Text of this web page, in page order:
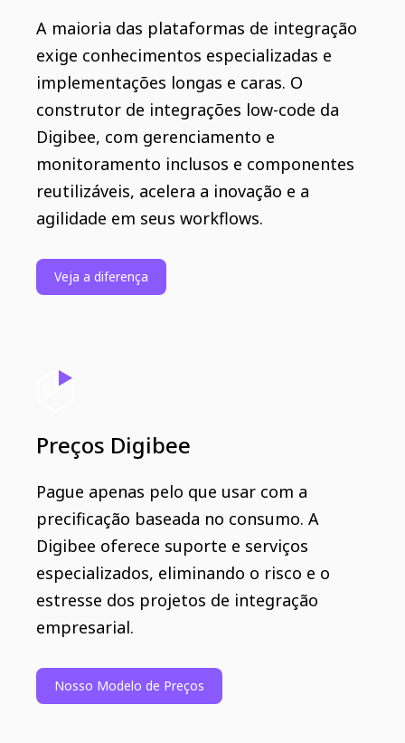
A maioria das plataformas de integração
exige conhecimentos especializadas e
implementações longas e caras. O
construtor de integrações low-code da
Digibee, com gerenciamento e
monitoramento inclusos e componentes
reutilizáveis, ​​acelera a inovação e a
agilidade em seus workflows.
Veja a diferença
Preços Digibee
Pague apenas pelo que usar com a
precificação baseada no consumo. A
Digibee oferece suporte e serviços
especializados, eliminando o risco e o
estresse dos projetos de integração
empresarial.
Nosso Modelo de Preços